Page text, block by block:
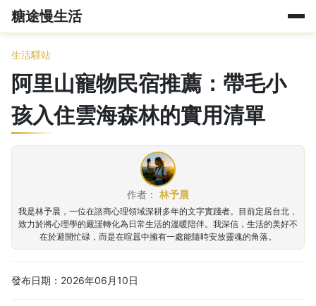
糖途慢生活
生活驛站
阿里山寵物民宿推薦：帶毛小
孩入住雲海森林的實用清單
作者： 林予晨
我是林予晨，一位在諮商心理領域深耕多年的文字實踐者。目前定居台北，
致力於將心理學的嚴謹轉化為日常生活的溫暖陪伴。我深信，生活的美好不
在於避開忙碌，而是在喧囂中擁有一處能隨時安放靈魂的角落。
發布日期：2026年06月10日